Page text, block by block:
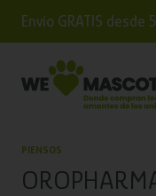
Envío GRATIS
PIENSOS